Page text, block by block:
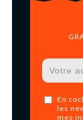
En
les
mes